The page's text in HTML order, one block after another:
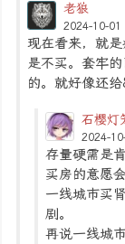
老狼
2024-10-01
现在看来，就
是不买。套牢
的。就好像还
石樱灯
2024-
存量硬需是
买房的意愿
一线城市买
剧。
再说一线城